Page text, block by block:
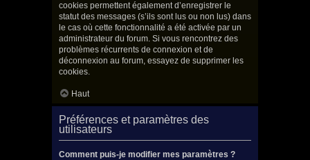
cookies permettent également d’enregistrer le
statut des messages (s’ils sont lus ou non lus) dans
le cas où cette fonctionnalité a été activée par un
administrateur du forum. Si vous rencontrez des
problèmes récurrents de connexion et de
déconnexion au forum, essayez de supprimer les
cookies.
Haut
Préférences et paramètres des
utilisateurs
Comment puis-je modifier mes paramètres ?